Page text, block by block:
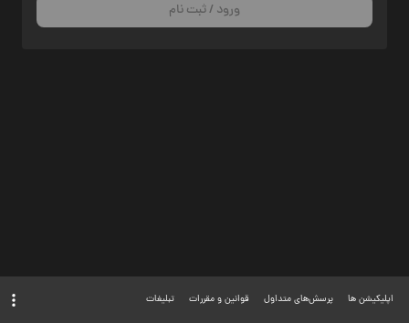
ورود / ثبت نام
اپلیکیشن ها پرسش‌های متداول قوانین و مقررات تبلیغات